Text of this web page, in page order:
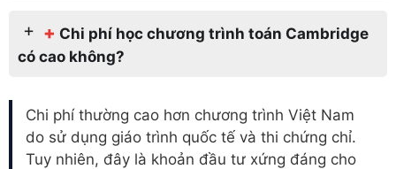
+ Chi phí học chương trình toán Cambridge
có cao không?
Chi phí thường cao hơn chương trình Việt Nam
do sử dụng giáo trình quốc tế và thi chứng chỉ.
Tuy nhiên, đây là khoản đầu tư xứng đáng cho